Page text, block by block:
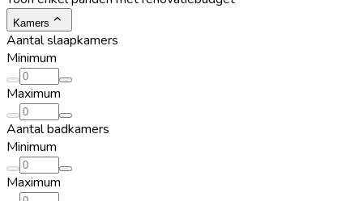
Kamers
Aantal slaapkamers
Minimum
Maximum
Aantal badkamers
Minimum
Maximum